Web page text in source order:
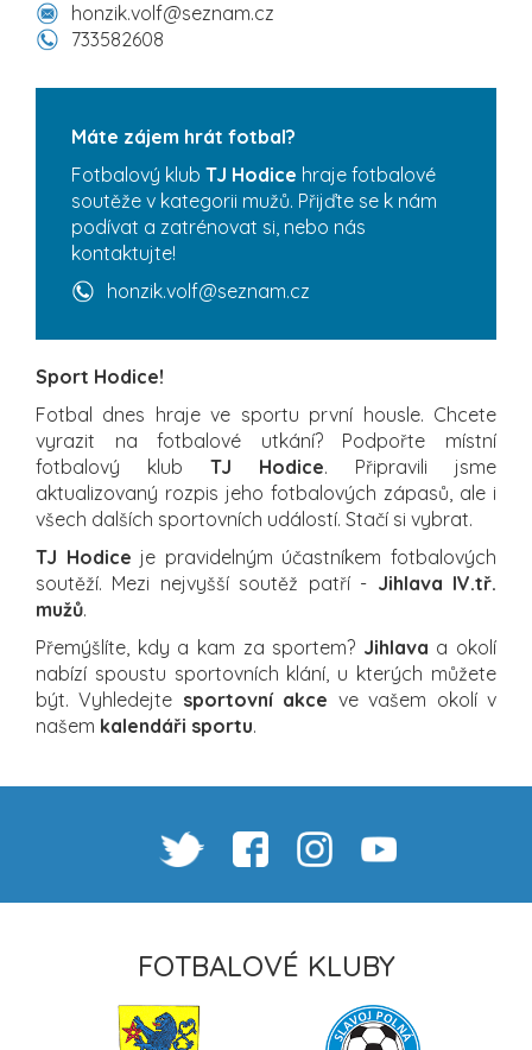
honzik.volf@seznam.cz
733582608
Máte zájem hrát fotbal?
Fotbalový klub TJ Hodice hraje fotbalové
soutěže v kategorii mužů. Přijďte se k nám
podívat a zatrénovat si, nebo nás
kontaktujte!
honzik.volf@seznam.cz
Sport Hodice!
Fotbal dnes hraje ve sportu první housle. Chcete
vyrazit na fotbalové utkání? Podpořte místní
fotbalový klub TJ Hodice. Připravili jsme
aktualizovaný rozpis jeho fotbalových zápasů, ale i
všech dalších sportovních událostí. Stačí si vybrat.
TJ Hodice je pravidelným účastníkem fotbalových
soutěží. Mezi nejvyšší soutěž patří - Jihlava IV.tř.
mužů.
Přemýšlíte, kdy a kam za sportem? Jihlava a okolí
nabízí spoustu sportovních klání, u kterých můžete
být. Vyhledejte sportovní akce ve vašem okolí v
našem kalendáři sportu.
FOTBALOVÉ KLUBY